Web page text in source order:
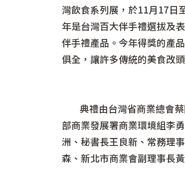
灣飲食系列展，於11月17日
年是台灣百大伴手禮選拔及
伴手禮產品。今年得獎的產
俱全，讓許多傳統的美食改
典禮由台灣省商業總會蔡
部商業發展署商業環境組李
洲、秘書長王良新、常務理
森、新北市商業會副理事長